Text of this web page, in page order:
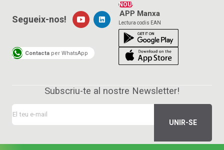
NOU!
APP Manxa
Lectura codis EAN
Segueix-nos!
Contacta per WhatsApp
Subscriu-te al nostre Newsletter!